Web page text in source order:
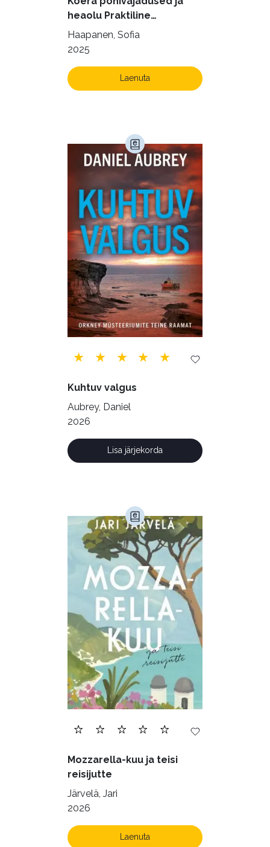
Krimi ja põnevik (1285)
Kultuur ja teadus (45)
Kunst ja looming (86)
Laste- ja noortekirjandus (581)
Maamajandus (24)
Majandus (34)
Perioodika (15)
Psühholoogia (184)
Rahandus (46)
Religioon (107)
Siseturvalisus (34)
Sport (52)
Tehnika (6)
Telekommunikatsioon (9)
Tervis (147)
Transport (8)
Ulme ja fantaasia (244)
heaolu Praktiline
käsiraamat sujuvaks ja
rahuldust pakkuvaks
Haapanen, Sofia
2025
Laenuta
Kuhtuv valgus
Aubrey, Daniel
2026
Lisa järjekorda
Mozzarella-kuu ja teisi
reisijutte
Järvelä, Jari
2026
Laenuta